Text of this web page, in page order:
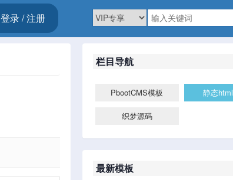
登录 / 注册
栏目导航
PbootCMS模板 静态
织梦源码
最新模板